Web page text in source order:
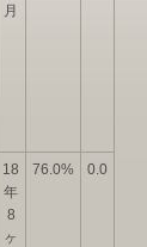
月
18
年
8
ヶ
76.0% 0.0